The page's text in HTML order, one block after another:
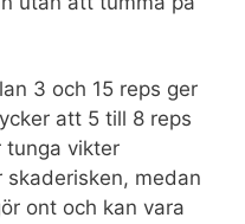
3 och 15 reps ger
att 5 till 8 reps
tunga vikter
medan
ont och kan vara